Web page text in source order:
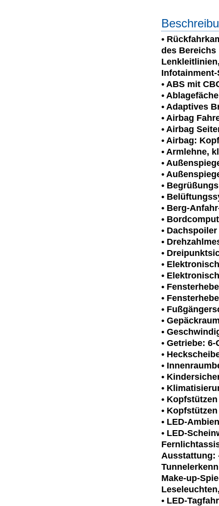
•
des Bereichs
• ABS mit
•
• Adaptives
• Airbag
• Airbag
• Airbag:
• Armlehne,
•
•
•
•
• Berg-
•
• Dachspoiler
•
•
•
•
•
•
•
•
•
• Getriebe:
•
•
•
•
•
•
• LED-
• LED-
Ausstattung:
Make-up-
• LED-